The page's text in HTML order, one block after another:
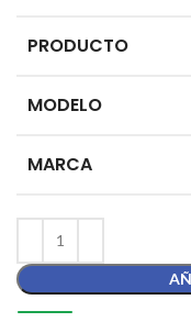
PRODUCTO
MODELO
MARCA